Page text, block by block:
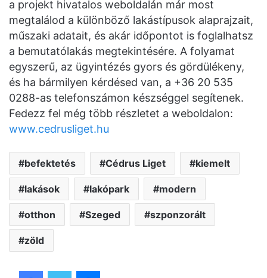
a projekt hivatalos weboldalán már most
megtalálod a különböző lakástípusok alaprajzait,
műszaki adatait, és akár időpontot is foglalhatsz
a bemutatólakás megtekintésére. A folyamat
egyszerű, az ügyintézés gyors és gördülékeny,
és ha bármilyen kérdésed van, a +36 20 535
0288-as telefonszámon készséggel segítenek.
Fedezz fel még több részletet a weboldalon:
www.cedrusliget.hu
befektetés Cédrus Liget kiemelt
lakások lakópark modern
otthon Szeged szponzorált
zöld